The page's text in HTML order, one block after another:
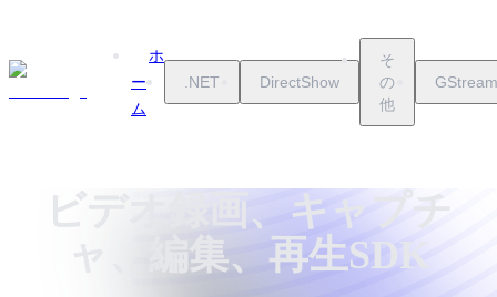
ホ
ー
ム
.NET DirectShow
そ
の
他
ビデオ録画、キャプチ
ャ、編集、再生SDK